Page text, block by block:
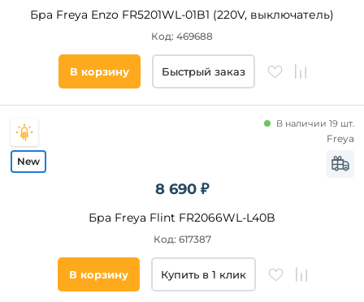
Бра Freya Enzo FR5201WL-01B1 (220V, выключатель)
Код: 469688
В корзину Быстрый заказ
8 690 ₽
Бра Freya Flint FR2066WL-L40B
В наличии 19 шт.
Код: 617387
Freya
В корзину Купить в 1 клик